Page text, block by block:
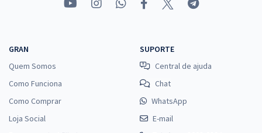
GRAN
Quem Somos
Como Funciona
Como Comprar
Loja Social
SUPORTE
Central de ajuda
Chat
WhatsApp
E-mail